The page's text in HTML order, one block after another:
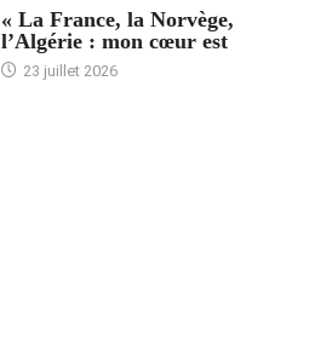
« La France, la Norvège,
l’Algérie : mon cœur est
23 juillet 2026